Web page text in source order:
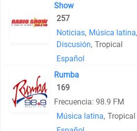
Show
257
Noticias, Música latina,
Discusión, Tropical
Español
Rumba
169
Frecuencia: 98.9 FM
Música latina, Tropical